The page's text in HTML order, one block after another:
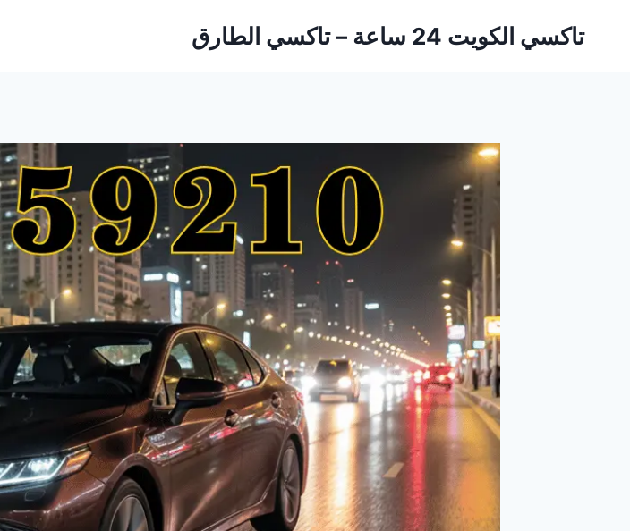
تاكسي الكويت 24 ساعة – تاكسي الطارق